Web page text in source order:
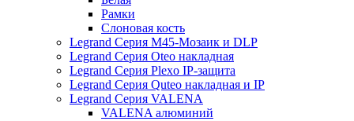
Рамки
Слоновая кость
Legrand Серия M45-Мозаик и DLP
Legrand Серия Oteo накладная
Legrand Серия Plexo IP-защита
Legrand Серия Quteo накладная и IP
Legrand Серия VALENA
VALENA алюминий